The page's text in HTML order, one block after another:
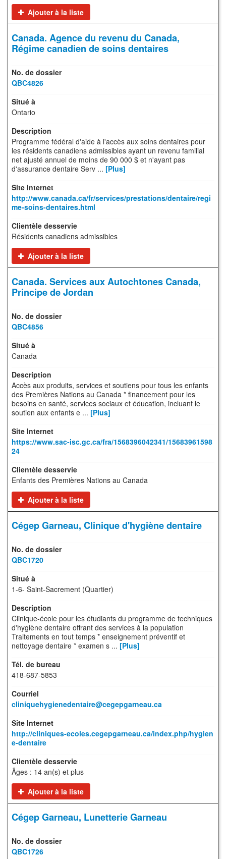
Ajouter à la liste
Canada. Agence du revenu du Canada,
Régime canadien de soins dentaires
QBC4826
Ontario
Programme fédéral d'aide à l'accès aux soins dentaires pour
les résidents canadiens admissibles ayant un revenu familial
net ajusté annuel de moins de 90 000 $ et n'ayant pas
d'assurance dentaire Serv ... [Plus]
http://www.canada.ca/fr/services/prestations/dentaire/regi
me-soins-dentaires.html
Résidents canadiens admissibles
Ajouter à la liste
Canada. Services aux Autochtones Canada,
Principe de Jordan
QBC4856
Canada
Accès aux produits, services et soutiens pour tous les enfants
des Premières Nations au Canada * financement pour les
besoins en santé, services sociaux et éducation, incluant le
soutien aux enfants e ... [Plus]
https://www.sac-isc.gc.ca/fra/1568396042341/15683961598
24
Enfants des Premières Nations au Canada
Ajouter à la liste
Cégep Garneau, Clinique d'hygiène dentaire
QBC1720
1-6- Saint-Sacrement (Quartier)
Clinique-école pour les étudiants du programme de techniques
d'hygiène dentaire offrant des services à la population
Traitements en tout temps * enseignement préventif et
nettoyage dentaire * examen s ... [Plus]
418-687-5853
cliniquehygienedentaire@cegepgarneau.ca
http://cliniques-ecoles.cegepgarneau.ca/index.php/hygien
e-dentaire
Âges : 14 an(s) et plus
Ajouter à la liste
Cégep Garneau, Lunetterie Garneau
QBC1726